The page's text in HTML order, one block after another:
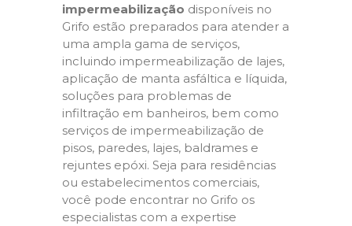
impermeabilização disponíveis no
Grifo estão preparados para atender a
uma ampla gama de serviços,
incluindo impermeabilização de lajes,
aplicação de manta asfáltica e líquida,
soluções para problemas de
infiltração em banheiros, bem como
serviços de impermeabilização de
pisos, paredes, lajes, baldrames e
rejuntes epóxi. Seja para residências
ou estabelecimentos comerciais,
você pode encontrar no Grifo os
especialistas com a expertise